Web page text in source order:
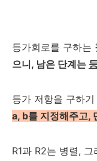
등가회로를 구하는
으니, 남은 단계는
등가 저항을 구하기
a, b를 지정해주고,
R1과 R2는 병렬,